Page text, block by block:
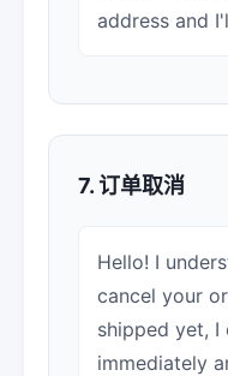
address and
7. 订单取消
Hello! I
cancel your
shipped yet, I
immediately